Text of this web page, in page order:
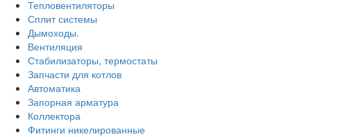
Тепловентиляторы
Сплит системы
Дымоходы.
Вентиляция
Стабилизаторы, термостаты
Запчасти для котлов
Автоматика
Запорная арматура
Коллектора
Фитинги никелированные